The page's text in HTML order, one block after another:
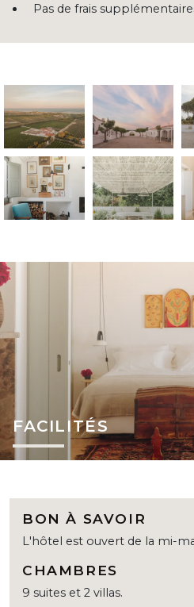
Pas de frais
FACILITÉS
BON À SAVOIR
L'hôtel est ouvert de la mi-
CHAMBRES
9 suites et 2 villas.